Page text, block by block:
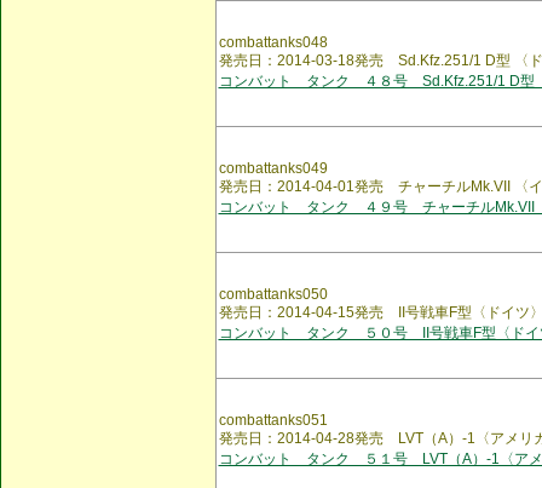
combattanks048
発売日：2014-03-18発売 Sd.Kfz.251/1 D型 〈
コンバット タンク ４８号 Sd.Kfz.251/1 D型
combattanks049
発売日：2014-04-01発売 チャーチルMk.VII 〈
コンバット タンク ４９号 チャーチルMk.VII
combattanks050
発売日：2014-04-15発売 II号戦車F型〈ドイツ
コンバット タンク ５０号 II号戦車F型〈ドイ
combattanks051
発売日：2014-04-28発売 LVT（A）-1〈アメリ
コンバット タンク ５１号 LVT（A）-1〈ア